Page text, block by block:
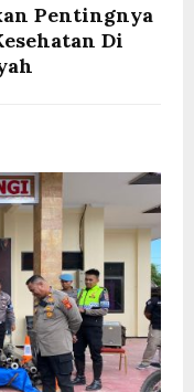
Pentingnya
Di